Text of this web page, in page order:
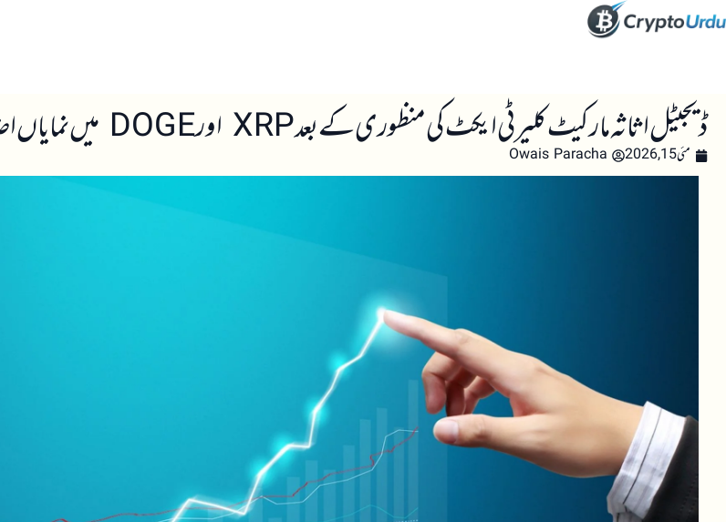
ڈیجیٹل اثاثہ مارکیٹ کلیرٹی ایکٹ کی منظوری کے بعد XRP اور DOGE میں نمایاں اضافہ
مئی 15, 2026 Owais Paracha